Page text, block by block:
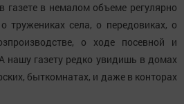
газете в немалом объеме регулярно
тружениках села, о передовиках, о
о ходе посевной и
нашу газету редко увидишь в домах
быткомнатах, и даже в конторах